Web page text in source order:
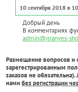
10 сентября 2018 в
Добрый день
В комментариях
admin@granves-
Размещение вопросов и
зарегестрированным
заказов не
намибез регистрации